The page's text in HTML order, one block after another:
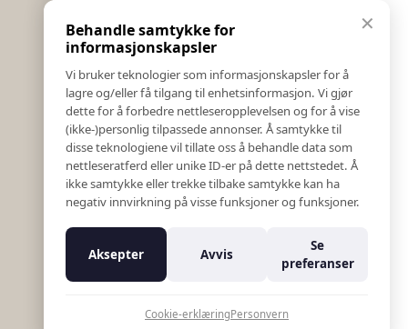
Informasjon
Salgs & Leveringsbetingelser
Registrer reklamasjon eller retur
Kontakt Oss
Bildebank
Følg Oss
Prislister
Etiske Retningslinjer
Åpenhetsloven
Varsling om kritikkverdige forhold
K18 Kurkalkulator
✕
Behandle samtykke for
informasjonskapsler
Vi bruker teknologier som informasjonskapsler for å
lagre og/eller få tilgang til enhetsinformasjon. Vi gjør
dette for å forbedre nettleseropplevelsen og for å vise
(ikke-)personlig tilpassede annonser. Å samtykke til
disse teknologiene vil tillate oss å behandle data som
nettleseratferd eller unike ID-er på dette nettstedet. Å
ikke samtykke eller trekke tilbake samtykke kan ha
negativ innvirkning på visse funksjoner og funksjoner.
Aksepter Avvis
Se
preferanser
Cookie-erklæringPersonvern
Eksklusive nyheter og
tilbud
Meld deg på vårt nyhetsbrev og hold deg oppdatert!
Her får du innblikk i nyheter, kampanjer og
konkurranser.
E-post